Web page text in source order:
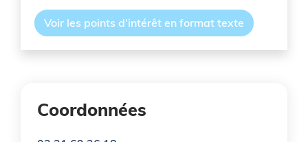
Voir les points d'intérêt en format texte
Coordonnées